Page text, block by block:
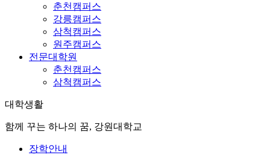
춘천캠퍼스
강릉캠퍼스
삼척캠퍼스
원주캠퍼스
전문대학원
춘천캠퍼스
삼척캠퍼스
대학생활
함께 꾸는 하나의 꿈, 강원대학교
장학안내